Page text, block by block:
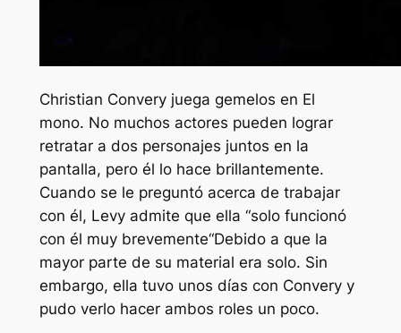
Christian Convery juega gemelos en El
mono. No muchos actores pueden lograr
retratar a dos personajes juntos en la
pantalla, pero él lo hace brillantemente.
Cuando se le preguntó acerca de trabajar
con él, Levy admite que ella “solo funcionó
con él muy brevemente“Debido a que la
mayor parte de su material era solo. Sin
embargo, ella tuvo unos días con Convery y
pudo verlo hacer ambos roles un poco.